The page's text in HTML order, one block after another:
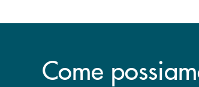
Come